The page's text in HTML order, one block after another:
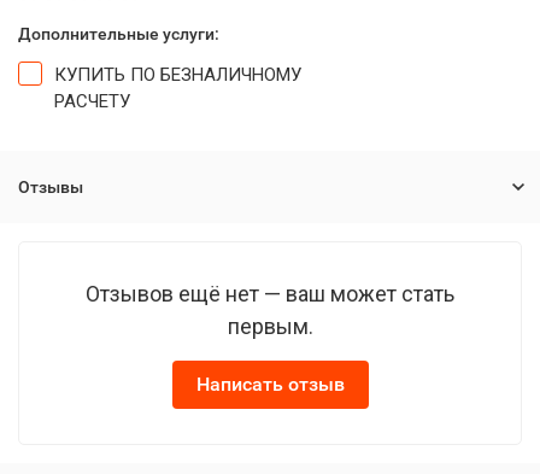
Дополнительные услуги:
КУПИТЬ ПО БЕЗНАЛИЧНОМУ
РАСЧЕТУ
Отзывы
Отзывов ещё нет — ваш может стать
первым.
Написать отзыв